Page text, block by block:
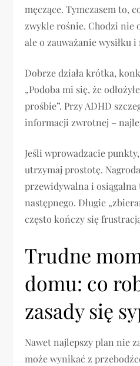
męczące. Tymczasem to,
zwykle rośnie. Chodzi nie
ale o zauważanie wysiłku i
Dobrze działa krótka,
„Podoba mi się, że
prośbie”. Przy ADHD
informacji zwrotnej –
Jeśli wprowadzacie
utrzymaj prostotę.
przewidywalna i osiągalna
następnego. Długie
często kończy się
Trudne
domu: co
zasady się
Nawet najlepszy plan nie
może wynikać z